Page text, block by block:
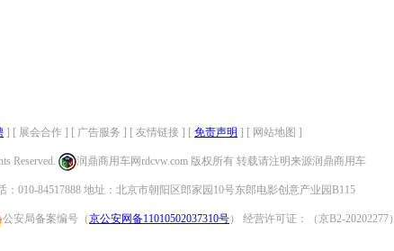
] [ 展会合作 ] [ 广告服务 ] [ 友情链接 ] [ 免责声明 ] [ 网站地图 ]
Reserved. 润鼎商用车网rdcvw.com 版权所有 转载请注明来源润鼎商用车
010-84517888 地址：北京市朝阳区郎家园10号东郎电影创意产业园B115
公安局备案编号（京公安网备11010502037310号） 经营许可证：（京B2-20202277）